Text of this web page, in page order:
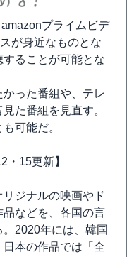
プライムビデ
が身近なものとな
ることが可能とな
った番組や、テレ
た番組を見直す。
可能だ。
・15更新】
ジナルの映画やド
などを、各国の言
2020年には、韓国
日本の作品では「全